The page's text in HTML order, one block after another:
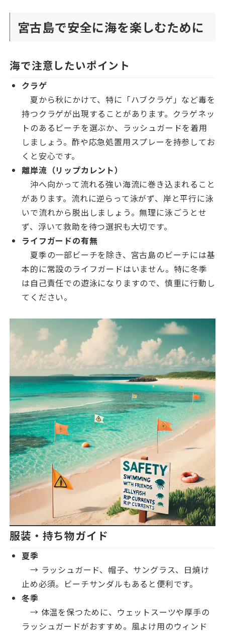
宮古島で安全に海を楽しむために
海で注意したいポイント
クラゲ
夏から秋にかけて、特に「ハブクラゲ」など毒を
持つクラゲが出現することがあります。クラゲネッ
トのあるビーチを選ぶか、ラッシュガードを着用
しましょう。酢や応急処置用スプレーを持参してお
くと安心です。
離岸流（リップカレント）
沖へ向かって流れる強い海流に巻き込まれること
があります。流れに逆らって泳がず、岸と平行に泳
いで流れから脱出しましょう。無理に泳ごうとせ
ず、浮いて救助を待つ選択も大切です。
ライフガードの有無
夏季の一部ビーチを除き、宮古島のビーチには基
本的に常設のライフガードはいません。特に冬季
は自己責任での遊泳になりますので、慎重に行動し
てください。
服装・持ち物ガイド
夏季
→ ラッシュガード、帽子、サングラス、日焼け
止め必須。ビーチサンダルもあると便利です。
冬季
→ 体温を保つために、ウェットスーツや厚手の
ラッシュガードがおすすめ。風よけ用のウィンド